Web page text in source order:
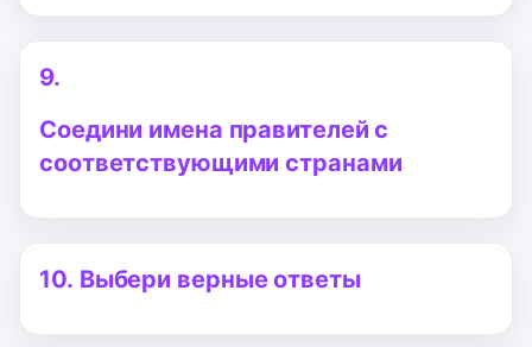
9.
Соедини имена правителей с
соответствующими странами
10. Выбери верные ответы